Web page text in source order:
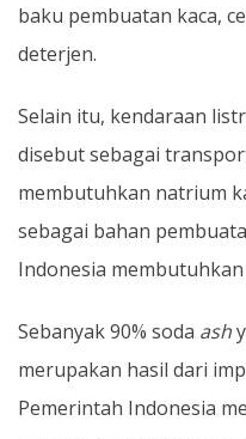
baku pembuatan kaca,
deterjen.
Selain itu, kendaraan
disebut sebagai
membutuhkan natrium
sebagai bahan
Indonesia
Sebanyak 90% soda ash
merupakan hasil dari
Pemerintah Indonesia